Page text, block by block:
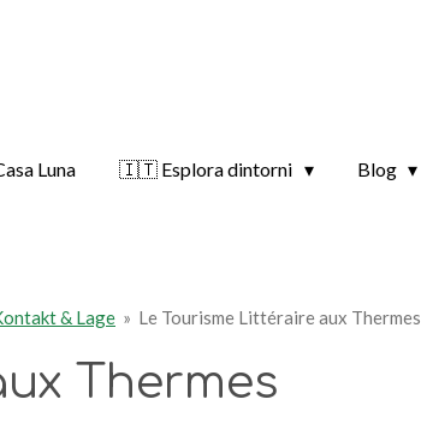
Luna 🇮🇹 Esplora dintorni Blog
& Lage » Le Tourisme Littéraire aux Thermes
Thermes